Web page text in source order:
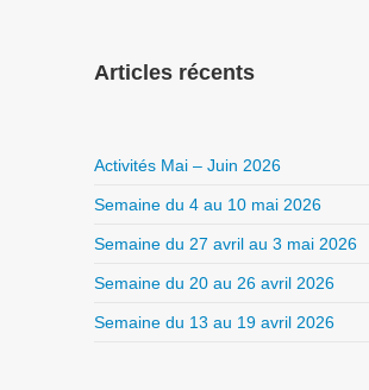
Articles récents
Activités Mai – Juin 2026
Semaine du 4 au 10 mai 2026
Semaine du 27 avril au 3 mai 2026
Semaine du 20 au 26 avril 2026
Semaine du 13 au 19 avril 2026